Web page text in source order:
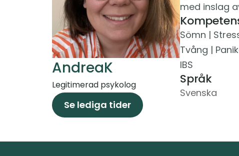
AndreaK
Legitimerad psykolog
Se lediga tider
med inslag
Sömn |
Tvång |
IBS
Språk
Svenska